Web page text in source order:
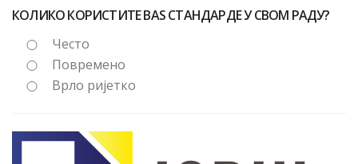
КОЛИКО КОРИСТИТЕ BAS СТАНДАРДЕ У СВОМ РАДУ?
Често
Повремено
Врло ријетко